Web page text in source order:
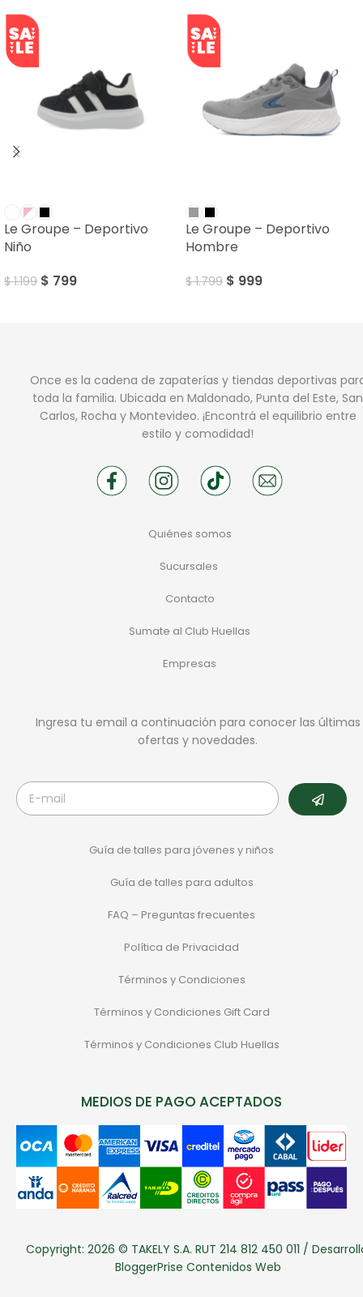
Le Groupe – Deportivo
Niño
$1.199 $ 799
Le Groupe – Deportivo
Hombre
$1.799 $ 999
Once es la cadena de zapaterías y tiendas deportivas
toda la familia. Ubicada en Maldonado, Punta del Este, San
Carlos, Rocha y Montevideo. ¡Encontrá el equilibrio entre
estilo y comodidad!
Quiénes somos
Sucursales
Contacto
Sumate al Club Huellas
Empresas
Ingresa tu email a continuación para conocer las últimas
ofertas y novedades.
Guía de talles para jóvenes y niños
Guía de talles para adultos
FAQ – Preguntas frecuentes
Política de Privacidad
Términos y Condiciones
Términos y Condiciones Gift Card
Términos y Condiciones Club Huellas
MEDIOS DE PAGO ACEPTADOS
Copyright: 2026 © TAKELY S.A. RUT 214 812 450 011 /
BloggerPrise Contenidos Web